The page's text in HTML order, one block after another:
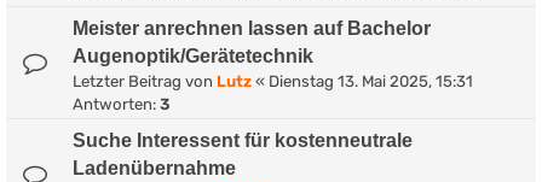
Meister anrechnen lassen auf Bachelor
Augenoptik/Gerätetechnik
Letzter Beitrag von Lutz « Dienstag 13. Mai 2025, 15:31
Antworten: 3
Suche Interessent für kostenneutrale
Ladenübernahme